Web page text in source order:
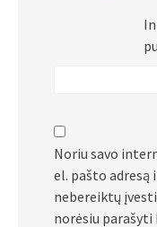
Noriu savo
el. pašto adresą
nebereiktų
norėsiu